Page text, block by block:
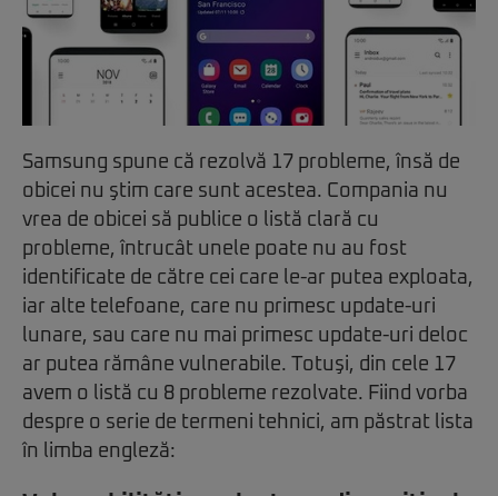
Samsung spune că rezolvă 17 probleme, însă de
obicei nu ştim care sunt acestea. Compania nu
vrea de obicei să publice o listă clară cu
probleme, întrucât unele poate nu au fost
identificate de către cei care le-ar putea exploata,
iar alte telefoane, care nu primesc update-uri
lunare, sau care nu mai primesc update-uri deloc
ar putea rămâne vulnerabile. Totuşi, din cele 17
avem o listă cu 8 probleme rezolvate. Fiind vorba
despre o serie de termeni tehnici, am păstrat lista
în limba engleză: